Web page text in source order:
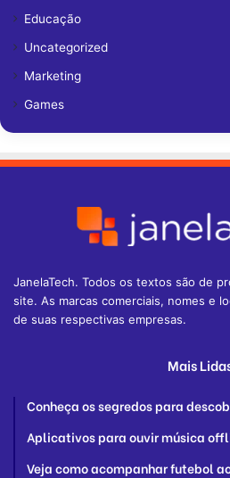
Educação
Uncategorized
Marketing
Games
JanelaTech. Todos os textos são de
site. As marcas comerciais, nomes e
de suas respectivas empresas.
Mais
Conheça os segredos para
Aplicativos para ouvir música
Veja como acompanhar futebol